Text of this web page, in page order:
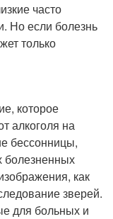
часто
Но если болезнь
только
которое
алкоголя на
бессонницы,
болезненных
как
зверей.
для больных и